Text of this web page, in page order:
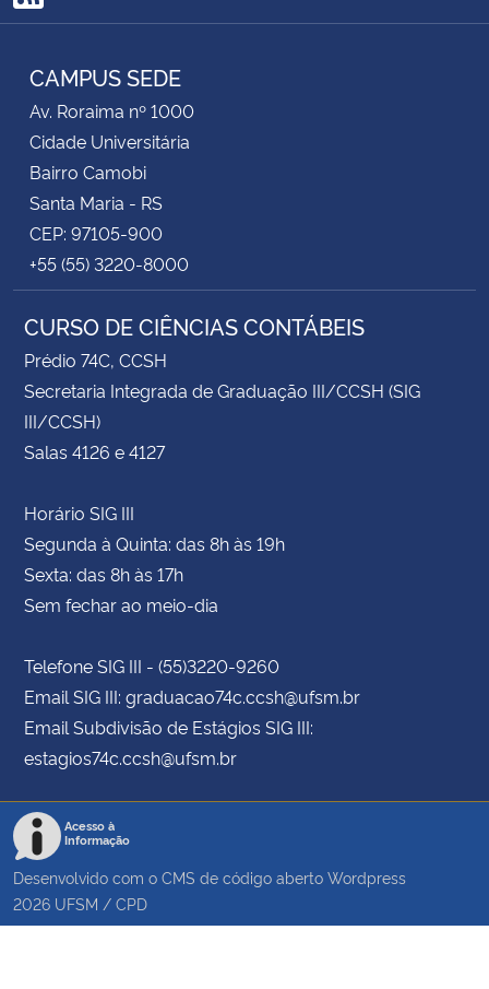
RSS
CAMPUS SEDE
Av. Roraima nº 1000
Cidade Universitária
Bairro Camobi
Santa Maria - RS
CEP: 97105-900
+55 (55) 3220-8000
CURSO DE CIÊNCIAS CONTÁBEIS
Prédio 74C, CCSH
Secretaria Integrada de Graduação III/CCSH (SIG
III/CCSH)
Salas 4126 e 4127
Horário SIG III
Segunda à Quinta: das 8h às 19h
Sexta: das 8h às 17h
Sem fechar ao meio-dia
Telefone SIG III - (55)3220-9260
Email SIG III: graduacao74c.ccsh@ufsm.br
Email Subdivisão de Estágios SIG III:
estagios74c.ccsh@ufsm.br
Acesso à
Informação
Desenvolvido com o CMS de código aberto Wordpress
2026 UFSM / CPD